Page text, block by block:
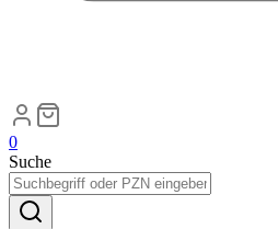
0
Suche